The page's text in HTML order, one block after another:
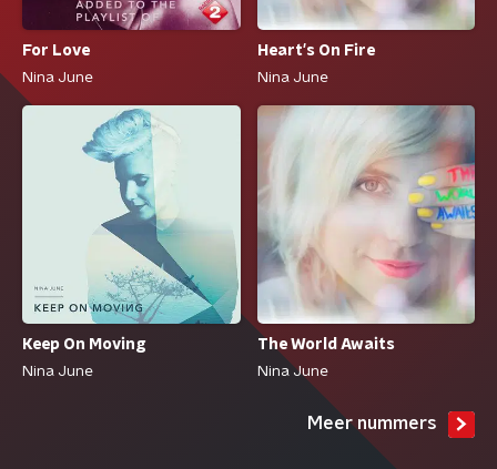
For Love
Nina June
Heart's On Fire
Nina June
Keep On Moving
Nina June
The World Awaits
Nina June
Meer nummers